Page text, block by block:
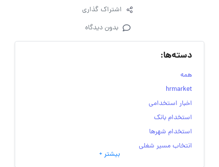
اشتراک گذاری
بدون دیدگاه
دسته‌ها:
همه
hrmarket
اخبار استخدامی
استخدام بانک
استخدام شهرها
انتخاب مسیر شغلی
به‌روزرسانی‌های سایت (کارجویی)
بیشتر +